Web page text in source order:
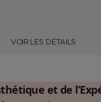
VOIR LES DÉTAILS
et de